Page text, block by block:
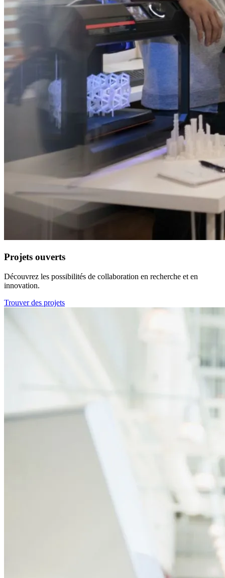
Projets ouverts
Découvrez les possibilités de collaboration en recherche et en
innovation.
Trouver des projets